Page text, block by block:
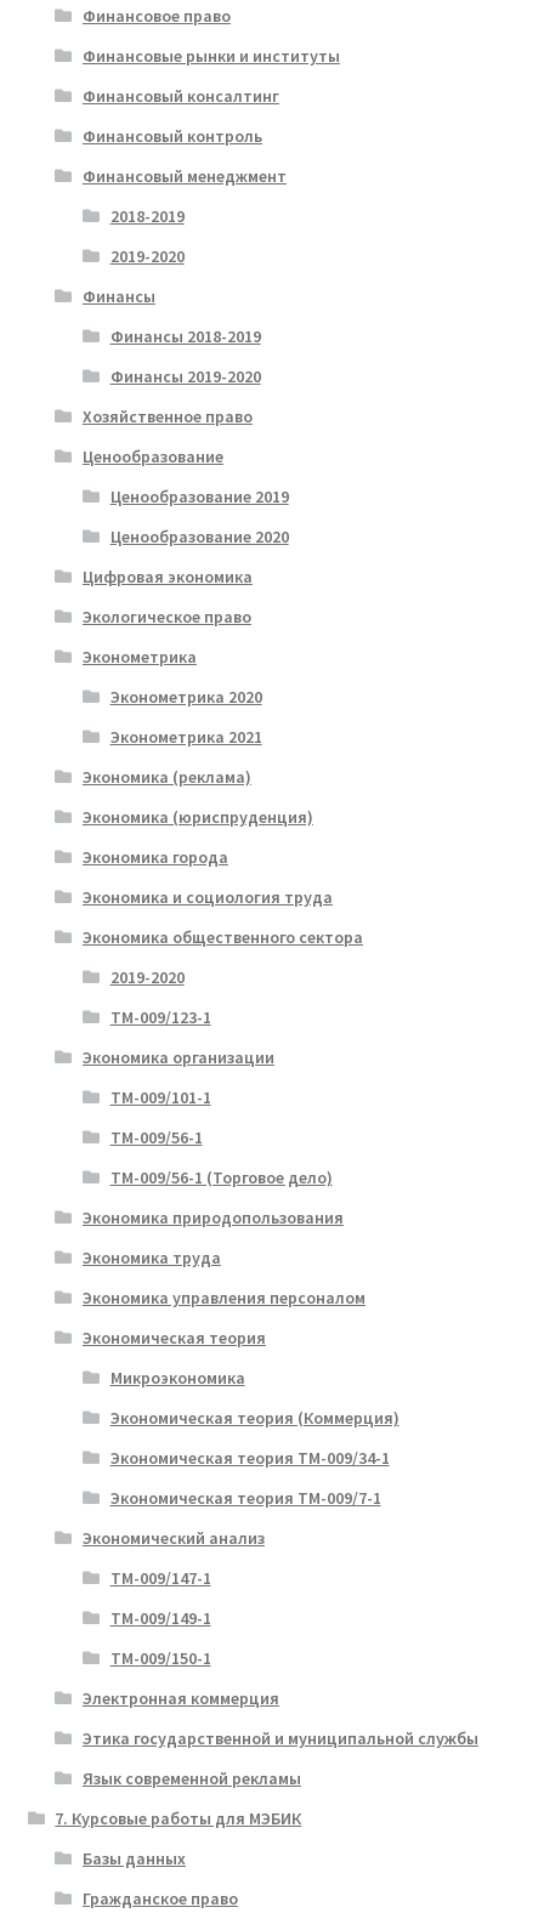
Финансовое право
Финансовые рынки и институты
Финансовый консалтинг
Финансовый контроль
Финансовый менеджмент
2018-2019
2019-2020
Финансы
Финансы 2018-2019
Финансы 2019-2020
Хозяйственное право
Ценообразование
Ценообразование 2019
Ценообразование 2020
Цифровая экономика
Экологическое право
Эконометрика
Эконометрика 2020
Эконометрика 2021
Экономика (реклама)
Экономика (юриспруденция)
Экономика города
Экономика и социология труда
Экономика общественного сектора
2019-2020
ТМ-009/123-1
Экономика организации
ТМ-009/101-1
ТМ-009/56-1
ТМ-009/56-1 (Торговое дело)
Экономика природопользования
Экономика труда
Экономика управления персоналом
Экономическая теория
Микроэкономика
Экономическая теория (Коммерция)
Экономическая теория ТМ-009/34-1
Экономическая теория ТМ-009/7-1
Экономический анализ
ТМ-009/147-1
ТМ-009/149-1
ТМ-009/150-1
Электронная коммерция
Этика государственной и муниципальной службы
Язык современной рекламы
7. Курсовые работы для МЭБИК
Базы данных
Гражданское право